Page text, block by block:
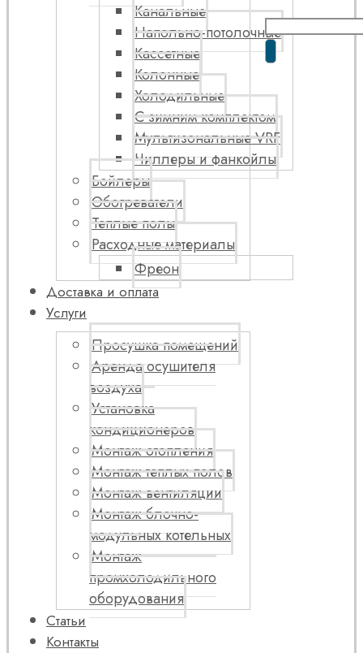
Канальные
Напольно-потолочные
Кассетные
Колонные
Холодильные
С зимним комплектом
Мультизональные VRF
Чиллеры и фанкойлы
Бойлеры
Обогреватели
Теплые полы
Расходные материалы
Фреон
Доставка и оплата
Услуги
Просушка помещений
Аренда осушителя
воздуха
Установка
кондиционеров
Монтаж отопления
Монтаж теплых полов
Монтаж вентиляции
Монтаж блочно-
модульных котельных
Монтаж
промхолодильного
оборудования
Статьи
Контакты